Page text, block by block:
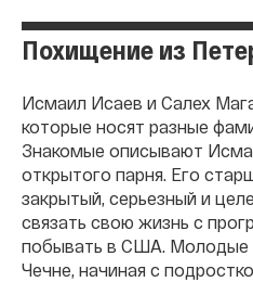
Похищение из
Исмаил Исаев и Салех
которые носят разные
Знакомые описывают
открытого парня. Его
закрытый, серьезный и
связать свою жизнь с
побывать в США. Молодые
Чечне, начиная с